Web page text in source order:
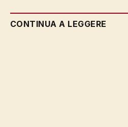
CONTINUA A LEGGERE